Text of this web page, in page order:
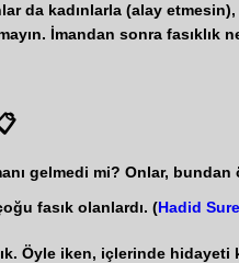
da kadınlarla (alay
İmandan sonra fasıklık
gelmedi mi? Onlar,
fasık olanlardı. (Hadid
Öyle iken, içlerinde